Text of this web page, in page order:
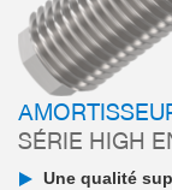
SÉRIE HIGH
Une qualité